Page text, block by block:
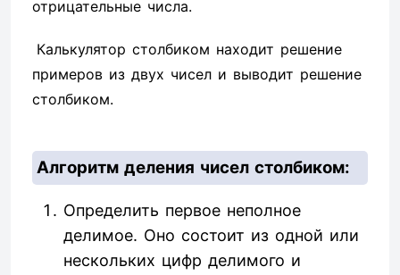
отрицательные числа.
Калькулятор столбиком находит решение
примеров из двух чисел и выводит решение
столбиком.
Алгоритм деления чисел столбиком:
Определить первое неполное
делимое. Оно состоит из одной или
нескольких цифр делимого и